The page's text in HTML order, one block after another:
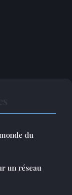
du
un réseau